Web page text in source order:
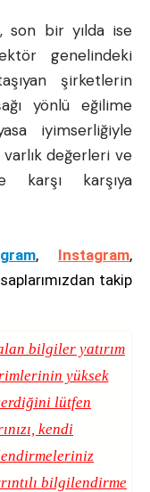
son bir yılda ise
genelindeki
şirketlerin
yönlü eğilime
iyimserliğiyle
değerleri ve
karşı karşıya
, Instagram,
takip
bilgiler yatırım
yüksek
lütfen
kendi
bilgilendirme